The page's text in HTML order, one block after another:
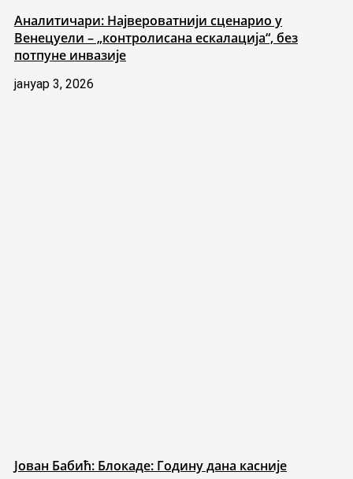
Аналитичари: Највероватнији сценарио у
Венецуели – „контролисана ескалација“, без
потпуне инвазије
јануар 3, 2026
Јован Бабић: Блокаде: Годину дана касније